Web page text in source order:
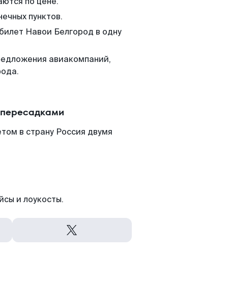
пунктов.
Навои Белгород в одну
авиакомпаний,
в страну Россия двумя
и лоукосты.